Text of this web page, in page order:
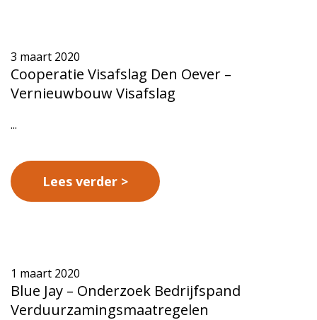
3 maart 2020
Cooperatie Visafslag Den Oever –
Vernieuwbouw Visafslag
...
Lees verder
1 maart 2020
Blue Jay – Onderzoek Bedrijfspand
Verduurzamingsmaatregelen